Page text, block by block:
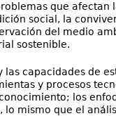
que afectan
social, la
del medio
sostenible.
las capacidades de
y procesos
los
lo mismo que el